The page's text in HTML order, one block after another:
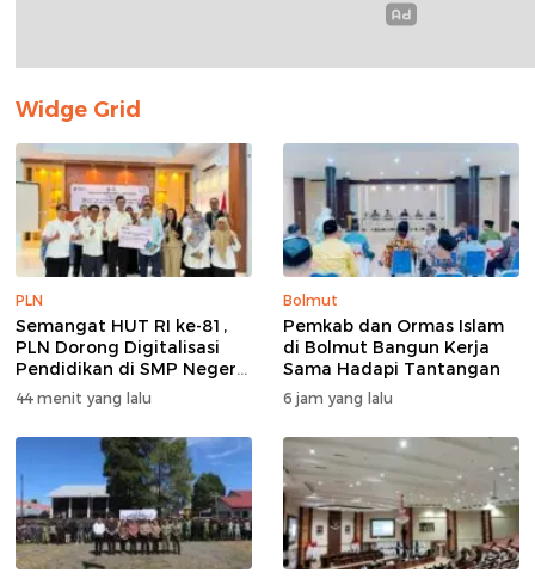
Widge Grid
PLN
Semangat HUT RI ke-81,
PLN Dorong Digitalisasi
Pendidikan di SMP Negeri
1 Palu Lewat Program
44 menit yang lalu
Bolmut
Pemkab dan Ormas Islam
di Bolmut Bangun Kerja
Sama Hadapi Tantangan
6 jam yang lalu